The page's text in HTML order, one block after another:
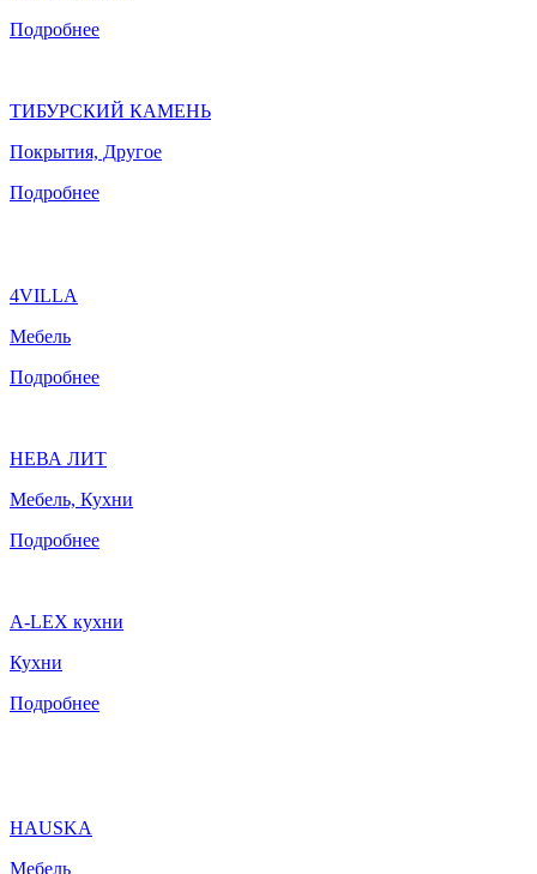
Подробнее
ТИБУРСКИЙ КАМЕНЬ
Покрытия, Другое
Подробнее
4VILLA
Мебель
Подробнее
НЕВА ЛИТ
Мебель, Кухни
Подробнее
A-LEX кухни
Кухни
Подробнее
HAUSKA
Мебель